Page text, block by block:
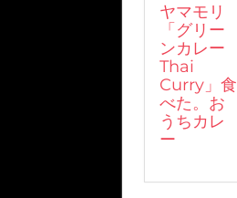
ヤマモリ
「グリー
ンカレー
Thai
Curry」食
べた。お
うちカレ
ー